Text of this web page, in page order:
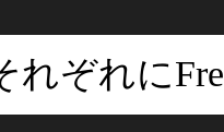
れぞれに